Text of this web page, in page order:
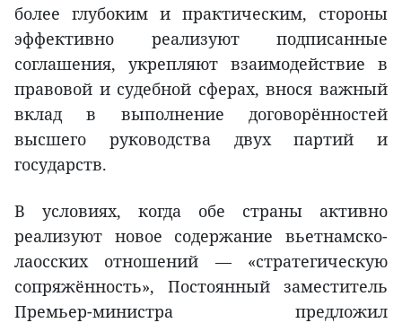
более глубоким и практическим, стороны
эффективно реализуют подписанные
соглашения, укрепляют взаимодействие в
правовой и судебной сферах, внося важный
вклад в выполнение договорённостей
высшего руководства двух партий и
государств.
В условиях, когда обе страны активно
реализуют новое содержание вьетнамско-
лаосских отношений — «стратегическую
сопряжённость», Постоянный заместитель
Премьер-министра предложил